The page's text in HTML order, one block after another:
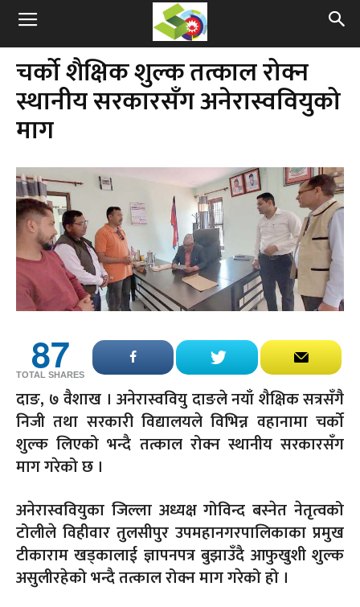
चर्को शैक्षिक शुल्क तत्काल रोक्न
स्थानीय सरकारसँग अनेरास्ववियुको
माग
87
TOTAL SHARES
दाङ, ७ वैशाख । अनेरास्ववियु दाङले नयाँ शैक्षिक सत्रसँगै
निजी तथा सरकारी विद्यालयले विभिन्न वहानामा चर्को
शुल्क लिएको भन्दै तत्काल रोक्न स्थानीय सरकारसँग
माग गरेको छ ।
अनेरास्ववियुका जिल्ला अध्यक्ष गोविन्द बस्नेत नेतृत्वको
टोलीले विहीवार तुलसीपुर उपमहानगरपालिकाका प्रमुख
टीकाराम खड्कालाई ज्ञापनपत्र बुझाउँदै आफुखुशी शुल्क
असुलीरहेको भन्दै तत्काल रोक्न माग गरेको हो ।